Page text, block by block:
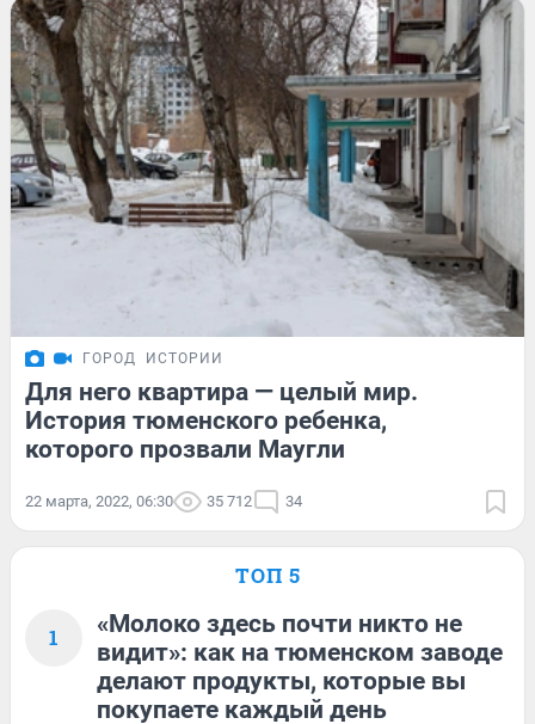
ГОРОД ИСТОРИИ
Для него квартира — целый мир.
История тюменского ребенка,
которого прозвали Маугли
22 марта, 2022, 06:30 35 712 34
ТОП 5
1
«Молоко здесь почти никто не
видит»: как на тюменском заводе
делают продукты, которые вы
покупаете каждый день